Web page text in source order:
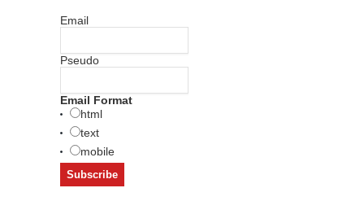
Email
Pseudo
Email Format
html
text
mobile